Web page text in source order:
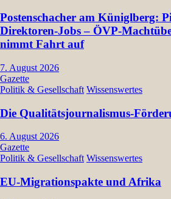
Postenschacher am Küniglberg:
Direktoren-Jobs – ÖVP-
nimmt Fahrt auf
7. August 2026
Gazette
Politik & Gesellschaft Wissenswertes
Die Qualitätsjournalismus-
6. August 2026
Gazette
Politik & Gesellschaft Wissenswertes
EU-Migrationspakte und Afrika